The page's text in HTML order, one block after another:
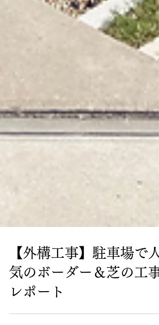
【外構工事】駐車場で人
気のボーダー＆芝の工事
レポート